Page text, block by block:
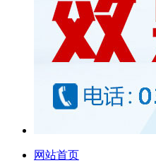
网站首页